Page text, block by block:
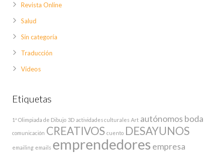
Revista Online
Salud
Sin categoría
Traducción
Vídeos
Etiquetas
1ª Olimpiada de Dibujo 3D actividades culturales Art autónomos boda
comunicación CREATIVOS cuento DESAYUNOS
emailing emails emprendedores empresa